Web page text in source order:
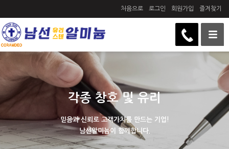
처음으로 로그인 회원가입 즐겨찾기
각종 창호 및 유리
믿음과 신뢰로 고객가치를 만드는 기업!
남선알미늄이 함께합니다.